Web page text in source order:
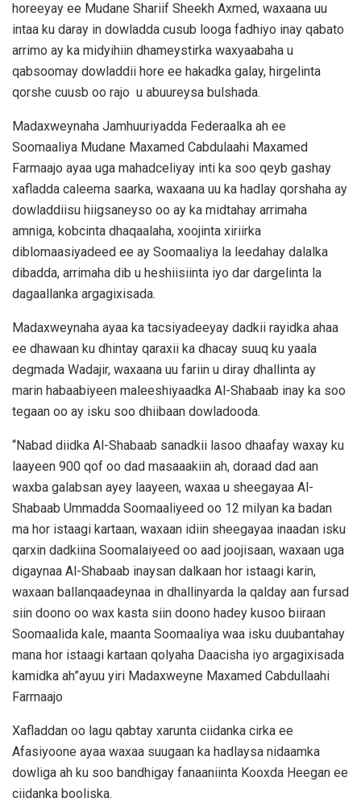
horeeyay ee Mudane Shariif Sheekh Axmed, waxaana uu
intaa ku daray in dowladda cusub looga fadhiyo inay qabato
arrimo ay ka midyihiin dhameystirka waxyaabaha u
qabsoomay dowladdii hore ee hakadka galay, hirgelinta
qorshe cuusb oo rajo u abuureysa bulshada.
Madaxweynaha Jamhuuriyadda Federaalka ah ee
Soomaaliya Mudane Maxamed Cabdulaahi Maxamed
Farmaajo ayaa uga mahadceliyay inti ka soo qeyb gashay
xafladda caleema saarka, waxaana uu ka hadlay qorshaha ay
dowladdiisu hiigsaneyso oo ay ka midtahay arrimaha
amniga, kobcinta dhaqaalaha, xoojinta xiriirka
diblomaasiyadeed ee ay Soomaaliya la leedahay dalalka
dibadda, arrimaha dib u heshiisiinta iyo dar dargelinta la
dagaallanka argagixisada.
Madaxweynaha ayaa ka tacsiyadeeyay dadkii rayidka ahaa
ee dhawaan ku dhintay qaraxii ka dhacay suuq ku yaala
degmada Wadajir, waxaana uu fariin u diray dhallinta ay
marin habaabiyeen maleeshiyaadka Al-Shabaab inay ka soo
tegaan oo ay isku soo dhiibaan dowladooda.
“Nabad diidka Al-Shabaab sanadkii lasoo dhaafay waxay ku
laayeen 900 qof oo dad masaaakiin ah, doraad dad aan
waxba galabsan ayey laayeen, waxaa u sheegayaa Al-
Shabaab Ummadda Soomaaliyeed oo 12 milyan ka badan
ma hor istaagi kartaan, waxaan idiin sheegayaa inaadan isku
qarxin dadkiina Soomalaiyeed oo aad joojisaan, waxaan uga
digaynaa Al-Shabaab inaysan dalkaan hor istaagi karin,
waxaan ballanqaadeynaa in dhallinyarda la qalday aan fursad
siin doono oo wax kasta siin doono hadey kusoo biiraan
Soomaalida kale, maanta Soomaaliya waa isku duubantahay
mana hor istaagi kartaan qolyaha Daacisha iyo argagixisada
kamidka ah”ayuu yiri Madaxweyne Maxamed Cabdullaahi
Farmaajo
Xafladdan oo lagu qabtay xarunta ciidanka cirka ee
Afasiyoone ayaa waxaa suugaan ka hadlaysa nidaamka
dowliga ah ku soo bandhigay fanaaniinta Kooxda Heegan ee
ciidanka booliska.